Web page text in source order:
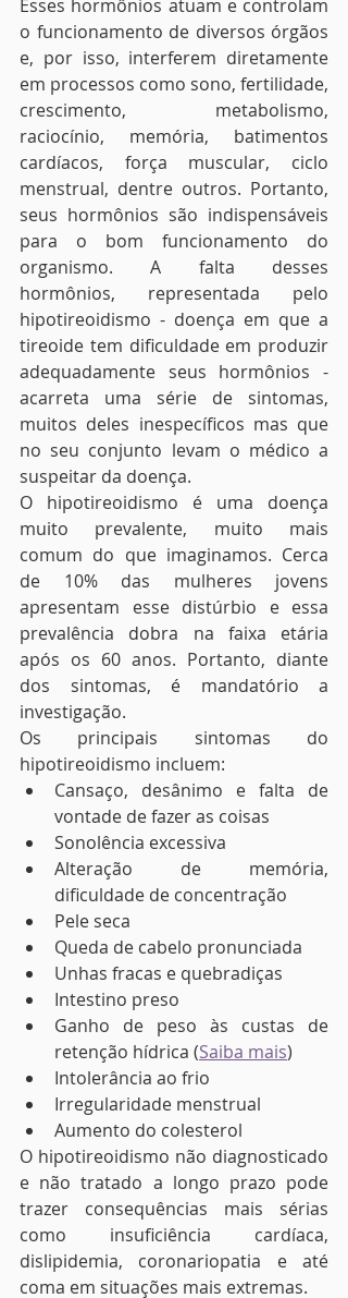
Esses hormônios atuam e controlam
o funcionamento de diversos órgãos
e, por isso, interferem diretamente
em processos como sono, fertilidade,
crescimento, metabolismo,
raciocínio, memória, batimentos
cardíacos, força muscular, ciclo
menstrual, dentre outros. Portanto,
seus hormônios são indispensáveis
para o bom funcionamento do
organismo. A falta desses
hormônios, representada pelo
hipotireoidismo - doença em que a
tireoide tem dificuldade em produzir
adequadamente seus hormônios -
acarreta uma série de sintomas,
muitos deles inespecíficos mas que
no seu conjunto levam o médico a
suspeitar da doença.
O hipotireoidismo é uma doença
muito prevalente, muito mais
comum do que imaginamos. Cerca
de 10% das mulheres jovens
apresentam esse distúrbio e essa
prevalência dobra na faixa etária
após os 60 anos. Portanto, diante
dos sintomas, é mandatório a
investigação.
Os principais sintomas do
hipotireoidismo incluem:
Cansaço, desânimo e falta de
vontade de fazer as coisas
Sonolência excessiva
Alteração de memória,
dificuldade de concentração
Pele seca
Queda de cabelo pronunciada
Unhas fracas e quebradiças
Intestino preso
Ganho de peso às custas de
retenção hídrica (Saiba mais)
Intolerância ao frio
Irregularidade menstrual
Aumento do colesterol
O hipotireoidismo não diagnosticado
e não tratado a longo prazo pode
trazer consequências mais sérias
como insuficiência cardíaca,
dislipidemia, coronariopatia e até
coma em situações mais extremas.